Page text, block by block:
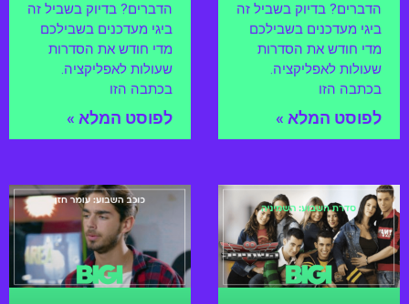
הדברים? בדיוק בשביל זה
ביגי מעדכנים בשבילכם
מדי חודש את הסדרות
שעולות לאפליקציה.
בכתבה הזו
לפוסט המלא »
הדברים? בדיוק בשביל זה
ביגי מעדכנים בשבילכם
מדי חודש את הסדרות
שעולות לאפליקציה.
בכתבה הזו
לפוסט המלא »